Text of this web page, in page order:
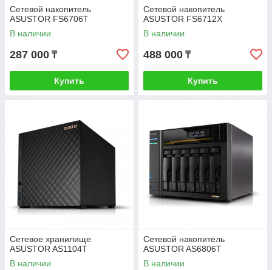
Сетевой накопитель
ASUSTOR FS6706T
В наличии
287 000 ₸
Купить
Сетевой накопитель
ASUSTOR FS6712X
В наличии
488 000 ₸
Купить
Сетевое хранилище
ASUSTOR AS1104T
В наличии
Сетевой накопитель
ASUSTOR AS6806T
В наличии